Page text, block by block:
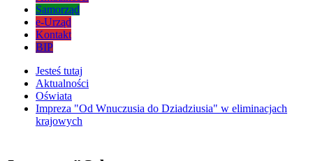
Samorząd
e-Urząd
Kontakt
BIP
Jesteś tutaj
Aktualności
Oświata
Impreza "Od Wnuczusia do Dziadziusia" w eliminacjach
krajowych